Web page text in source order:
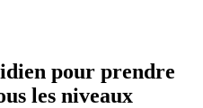
pour prendre
les niveaux